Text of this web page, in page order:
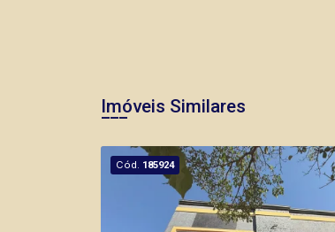
Imóveis Similares
Cód. 185924